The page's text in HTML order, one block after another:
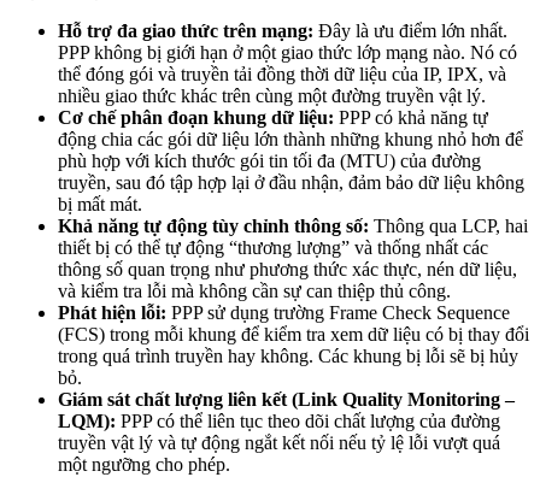
Hỗ trợ đa giao thức trên mạng: Đây là ưu điểm lớn nhất.
PPP không bị giới hạn ở một giao thức lớp mạng nào. Nó có
thể đóng gói và truyền tải đồng thời dữ liệu của IP, IPX, và
nhiều giao thức khác trên cùng một đường truyền vật lý.
Cơ chế phân đoạn khung dữ liệu: PPP có khả năng tự
động chia các gói dữ liệu lớn thành những khung nhỏ hơn để
phù hợp với kích thước gói tin tối đa (MTU) của đường
truyền, sau đó tập hợp lại ở đầu nhận, đảm bảo dữ liệu không
bị mất mát.
Khả năng tự động tùy chỉnh thông số: Thông qua LCP, hai
thiết bị có thể tự động “thương lượng” và thống nhất các
thông số quan trọng như phương thức xác thực, nén dữ liệu,
và kiểm tra lỗi mà không cần sự can thiệp thủ công.
Phát hiện lỗi: PPP sử dụng trường Frame Check Sequence
(FCS) trong mỗi khung để kiểm tra xem dữ liệu có bị thay đổi
trong quá trình truyền hay không. Các khung bị lỗi sẽ bị hủy
bỏ.
Giám sát chất lượng liên kết (Link Quality Monitoring –
LQM): PPP có thể liên tục theo dõi chất lượng của đường
truyền vật lý và tự động ngắt kết nối nếu tỷ lệ lỗi vượt quá
một ngưỡng cho phép.